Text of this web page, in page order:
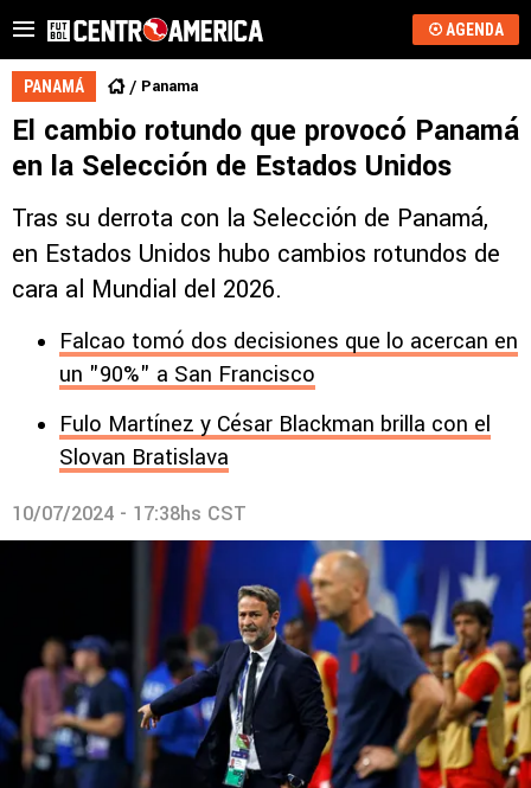
AGENDA
PANAMÁ Panama
El cambio rotundo que provocó Panamá
en la Selección de Estados Unidos
Tras su derrota con la Selección de Panamá,
en Estados Unidos hubo cambios rotundos de
cara al Mundial del 2026.
Falcao tomó dos decisiones que lo acercan en
un "90%" a San Francisco
Fulo Martínez y César Blackman brilla con el
Slovan Bratislava
10/07/2024 - 17:38hs CST